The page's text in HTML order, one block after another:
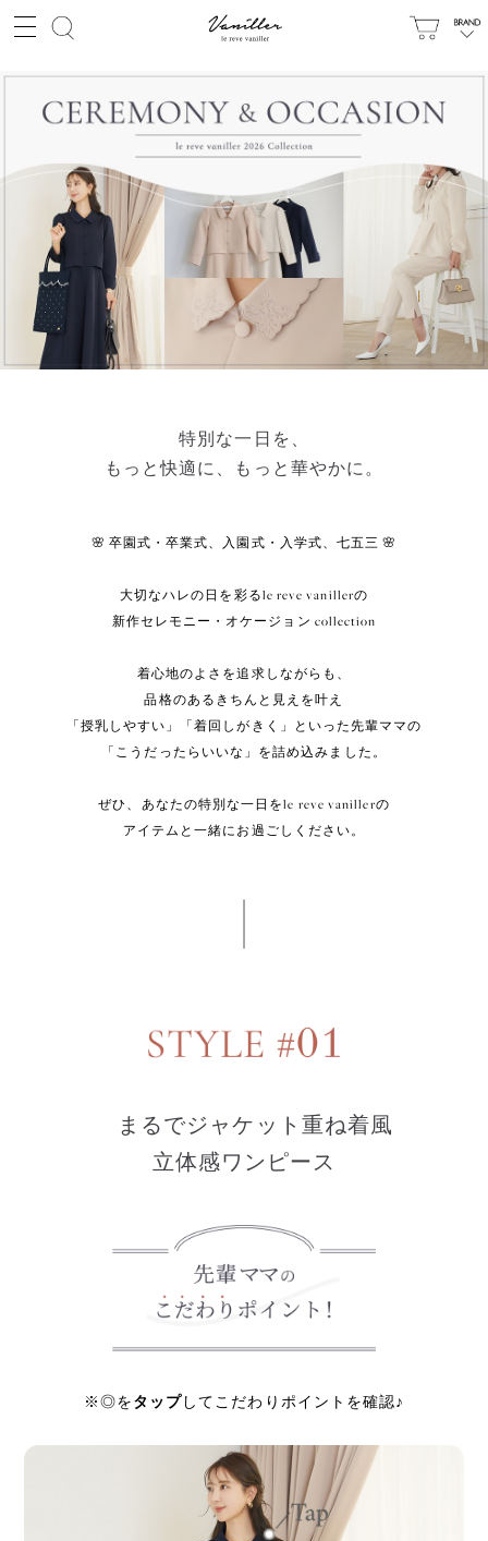
特別な一日を、
もっと快適に、もっと華やかに。
🌸 卒園式・卒業式、入園式・入学式、七五三 🌸
大切なハレの日を彩るle reve vanillerの
新作セレモニー・オケージョン collection
着心地のよさを追求しながらも、
品格のあるきちんと見えを叶え
「授乳しやすい」「着回しがきく」といった先輩ママの
「こうだったらいいな」を詰め込みました。
ぜひ、あなたの特別な一日をle reve vanillerの
アイテムと一緒にお過ごしください。
まるでジャケット重ね着風
立体感ワンピース
※◎をタップしてこだわりポイントを確認♪